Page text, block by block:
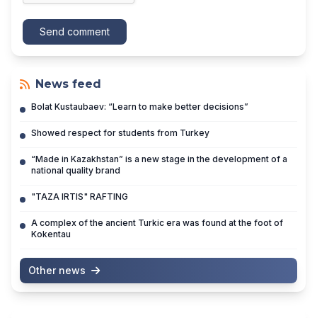
Send comment
News feed
Bolat Kustaubaev: “Learn to make better decisions”
Showed respect for students from Turkey
“Made in Kazakhstan” is a new stage in the development of a
national quality brand
"TAZA IRTIS" RAFTING
A complex of the ancient Turkic era was found at the foot of
Kokentau
Other news